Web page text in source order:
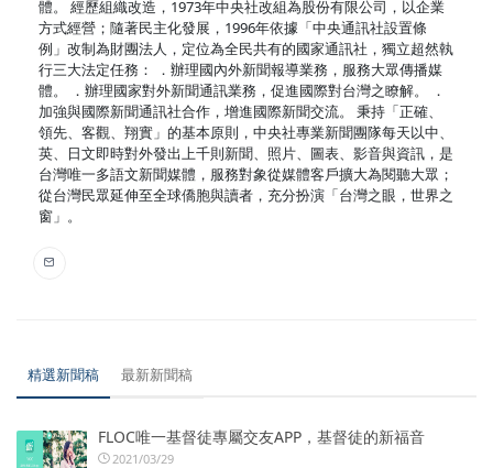
體。 經歷組織改造，1973年中央社改組為股份有限公司，以企業
方式經營；隨著民主化發展，1996年依據「中央通訊社設置條
例」改制為財團法人，定位為全民共有的國家通訊社，獨立超然執
行三大法定任務： ．辦理國內外新聞報導業務，服務大眾傳播媒
體。 ．辦理國家對外新聞通訊業務，促進國際對台灣之瞭解。 ．
加強與國際新聞通訊社合作，增進國際新聞交流。 秉持「正確、
領先、客觀、翔實」的基本原則，中央社專業新聞團隊每天以中、
英、日文即時對外發出上千則新聞、照片、圖表、影音與資訊，是
台灣唯一多語文新聞媒體，服務對象從媒體客戶擴大為閱聽大眾；
從台灣民眾延伸至全球僑胞與讀者，充分扮演「台灣之眼，世界之
窗」。
精選新聞稿 最新新聞稿
FLOC唯一基督徒專屬交友APP，基督徒的新福音
2021/03/29